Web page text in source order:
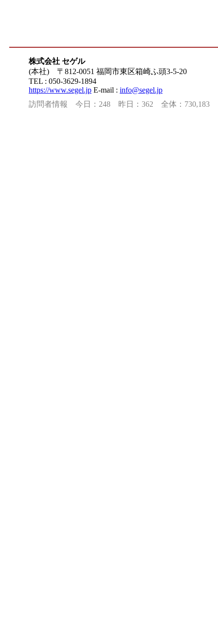
株式会社 セゲル
(本社) 〒812-0051 福岡市東区箱崎ふ頭3-5-20
TEL : 050-3629-1894
https://www.segel.jp E-mail : info@segel.jp
訪問者情報 今日：248 昨日：362 全体：730,183